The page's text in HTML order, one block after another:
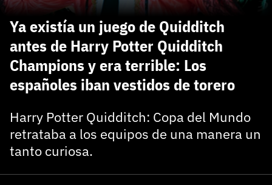
Ya existía un juego de Quidditch
antes de Harry Potter Quidditch
Champions y era terrible: Los
españoles iban vestidos de torero
Harry Potter Quidditch: Copa del Mundo
retrataba a los equipos de una manera un
tanto curiosa.
Regístrate gratis
El inicio de sesión con Facebook ya no está
disponible, pero puedes seguir usando tu cuenta
de 3DJuegos:
Recupera tu acceso con Facebook
carácter inicial), pero no mayúsculas, espacios, tildes
o caracteres especiales.
He leído y acepto lapolitica de privacidad y
de participación
Registrarse en 3DJuegos
Entra con Google